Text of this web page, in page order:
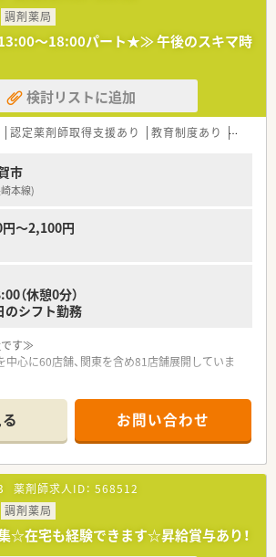
調剤薬局
13:00～18:00パート★≫ 午後のスキマ時
検討リストに追加
認定薬剤師取得支援あり 教育制度あり シフト
市
本線)
～2,100円
（休憩0分）
シフト勤務
す≫
中心に60店舗、関東を含め81店舗展開していま
にはとても良い環境だと思います。
高くプライベートも充実出来る環境です。
お問い合わせ
薬剤師求人ID： 568512
調剤薬局
集☆在宅も経験できます☆昇給賞与あり！